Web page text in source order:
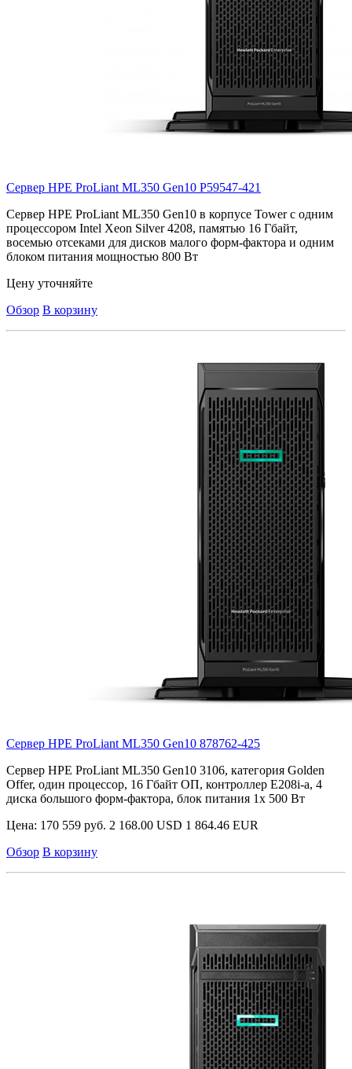
Сервер HPE ProLiant ML350 Gen10 P59547-421
Сервер HPE ProLiant ML350 Gen10 в корпусе Tower с одним
процессором Intel Xeon Silver 4208, памятью 16 Гбайт,
восемью отсеками для дисков малого форм-фактора и одним
блоком питания мощностью 800 Вт
Цену уточняйте
Обзор В корзину
Сервер HPE ProLiant ML350 Gen10 878762-425
Сервер HPE ProLiant ML350 Gen10 3106, категория Golden
Offer, один процессор, 16 Гбайт ОП, контроллер E208i-a, 4
диска большого форм-фактора, блок питания 1х 500 Вт
Цена: 170 559 руб. 2 168.00 USD 1 864.46 EUR
Обзор В корзину